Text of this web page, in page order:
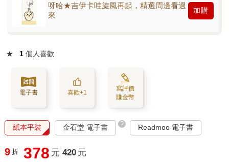
呀哈★吉伊卡哇旋風再起，精選周邊看過
來
加購
★ 1 個人喜歡
電子書 喜歡+1
寫評價
賺金幣
紙本平裝 金石堂 電子書 ? Readmoo 電子書
9 折 378 元 420 元